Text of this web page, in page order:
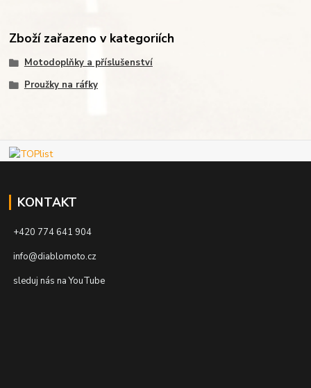
Zboží zařazeno v kategoriích
Motodoplňky a příslušenství
Proužky na ráfky
KONTAKT
+420 774 641 904
info@diablomoto.cz
sleduj nás na YouTube